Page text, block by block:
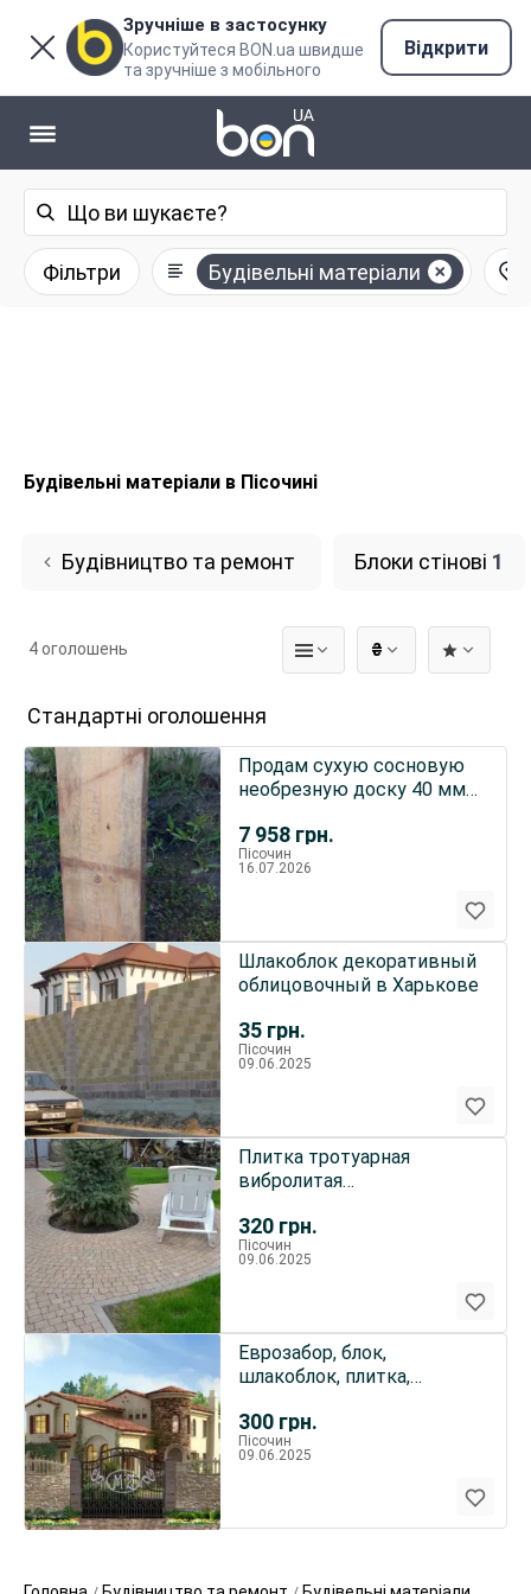
Зручніше в застосунку
Користуйтеся BON.ua швидше
та зручніше з мобільного
Відкрити
Фільтри Будівельні матеріали
Будівельні матеріали в Пісочині
Будівництво та ремонт Блоки стінові 1
₴
4 оголошень
Стандартні оголошення
7 958 грн.
Продам сухую сосновую
необрезную доску 40 мм,
Пісочин
16.07.2026
35 грн.
Шлакоблок декоративный
облицовочный в Харькове
Пісочин
09.06.2025
320 грн.
Плитка тротуарная
вибролитая
харькове
Пісочин
09.06.2025
300 грн.
Еврозабор, блок,
шлакоблок, плитка,
Пісочин
09.06.2025